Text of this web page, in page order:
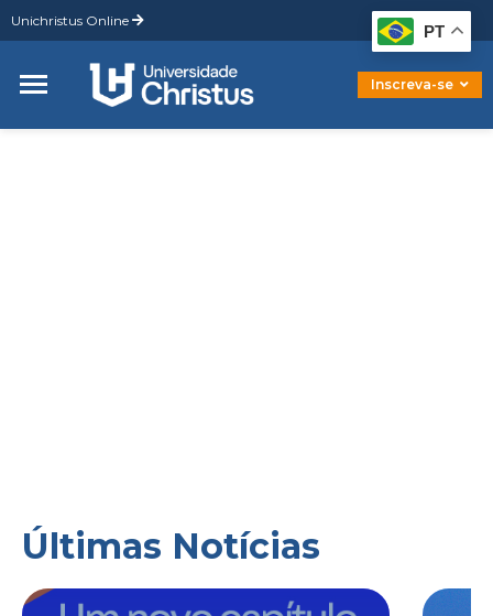
Unichristus Online
Inscreva-se
Graduação
Pós-Graduação
Mestrado
Doutorado
Últimas Notícias
PT